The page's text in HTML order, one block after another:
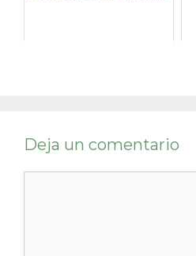
Deja un comentario